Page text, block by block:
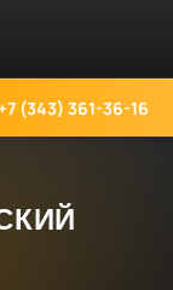
(343) 361-36-16